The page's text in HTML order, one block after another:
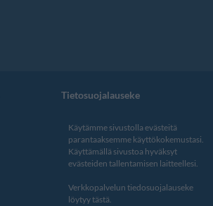
Tietosuojalauseke
Käytämme sivustolla evästeitä
parantaaksemme käyttökokemustasi.
Käyttämällä sivustoa hyväksyt
evästeiden tallentamisen laitteellesi.
Verkkopalvelun tiedosuojalauseke
löytyy tästä.